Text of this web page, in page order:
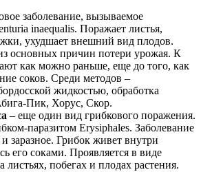
заболевание, вызываемое
inaequalis. Поражает листья,
ухудшает внешний вид плодов.
основных причин потери урожая. К
как можно раньше, еще до того, как
соков. Среди методов –
жидкостью, обработка
Пик, Хорус, Скор.
– еще один вид грибкового поражения.
паразитом Erysiphales. Заболевание
заразное. Грибок живет внутри
его соками. Проявляется в виде
листьях, побегах и плодах растения.